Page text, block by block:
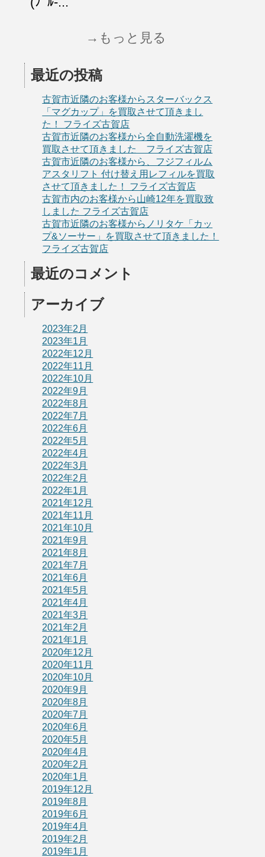
→もっと見る
最近の投稿
古賀市近隣のお客様からスターバックス
「マグカップ」を買取させて頂きまし
た！ フライズ古賀店
古賀市近隣のお客様から全自動洗濯機を
買取させて頂きました フライズ古賀店
古賀市近隣のお客様から、フジフィルム
アスタリフト 付け替え用レフィルを買取
させて頂きました！ フライズ古賀店
古賀市内のお客様から山崎12年を買取致
しました フライズ古賀店
古賀市近隣のお客様からノリタケ「カッ
プ&ソーサー」を買取させて頂きました！
フライズ古賀店
最近のコメント
アーカイブ
2023年2月
2023年1月
2022年12月
2022年11月
2022年10月
2022年9月
2022年8月
2022年7月
2022年6月
2022年5月
2022年4月
2022年3月
2022年2月
2022年1月
2021年12月
2021年11月
2021年10月
2021年9月
2021年8月
2021年7月
2021年6月
2021年5月
2021年4月
2021年3月
2021年2月
2021年1月
2020年12月
2020年11月
2020年10月
2020年9月
2020年8月
2020年7月
2020年6月
2020年5月
2020年4月
2020年2月
2020年1月
2019年12月
2019年8月
2019年6月
2019年4月
2019年2月
2019年1月